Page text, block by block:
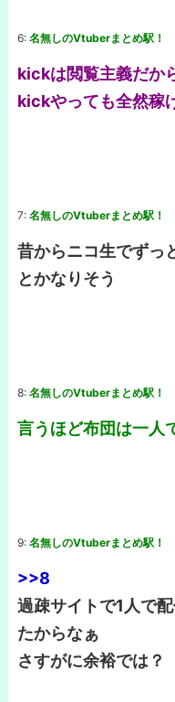
6: 名無しのVtuberまとめ駅！
kickは閲覧主義だか
kickやっても全然稼
7: 名無しのVtuberまとめ駅！
昔からニコ生でずっ
とかなりそう
8: 名無しのVtuberまとめ駅！
言うほど布団は一人
9: 名無しのVtuberまとめ駅！
>>8
過疎サイトで1人で
たからなぁ
さすがに余裕では？